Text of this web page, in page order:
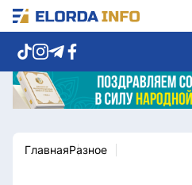
Новости столицы
ГлавнаяРазное